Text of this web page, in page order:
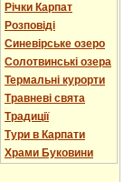
Річки Карпат
Розповіді
Синевірське озеро
Солотвинські озера
Термальні курорти
Травневі свята
Традиції
Тури в Карпати
Храми Буковини